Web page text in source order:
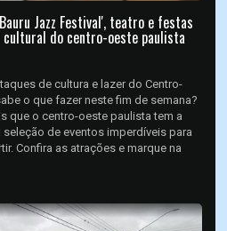
Jazz Festival', teatro e festas
cultural do centro-oeste paulista
de cultura e lazer do Centro-
o que fazer neste fim de semana?
que o centro-oeste paulista tem a
de eventos imperdíveis para
Confira as atrações e marque na